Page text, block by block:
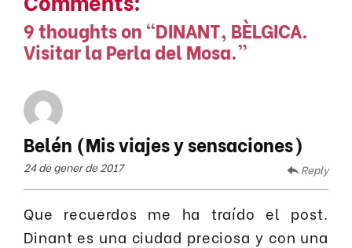
9 thoughts on “DINANT, BÈLGICA.
Visitar la Perla del Mosa.”
Belén (Mis viajes y sensaciones)
24 de gener de 2017 Reply
Que recuerdos me ha traído el post.
Dinant es una ciudad preciosa y con una